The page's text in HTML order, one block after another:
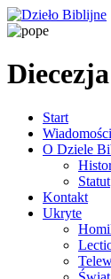
Start
O Dziele
Statut
Kontakt
Ukryte